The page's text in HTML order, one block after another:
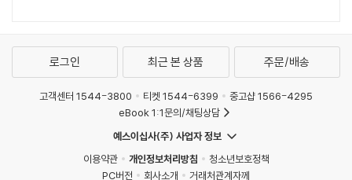
로그인 최근 본 상품 주문/배송
고객센터 1544-3800 티켓 1544-6399
중고샵 1566-4295
eBook 1:1문의/채팅상담
예스이십사(주) 사업자 정보
이용약관
개인정보처리방침
청소년보호정책
PC버전
회사소개 거래처관계자께